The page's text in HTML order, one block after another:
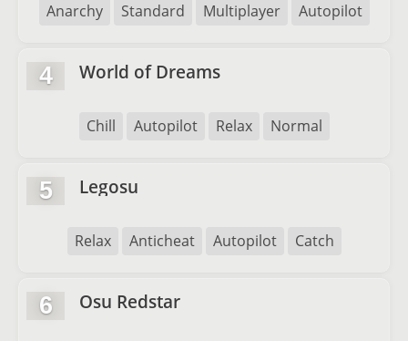
Anarchy Standard Multiplayer Autopilot
4 World of Dreams
Chill Autopilot Relax Normal
5 Legosu
Relax Anticheat Autopilot Catch
6 Osu Redstar